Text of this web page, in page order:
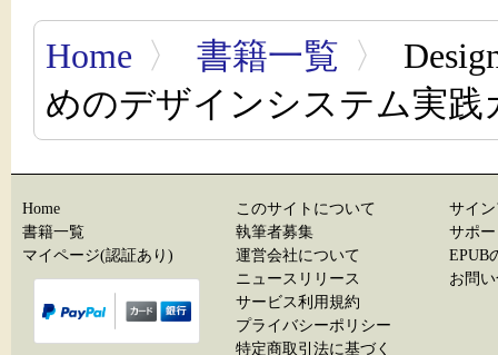
Home 〉 書籍一覧 〉
めのデザインシステム実践
Home
書籍一覧
マイページ(認証あり)
このサイトについて
執筆者募集
運営会社について
ニュースリリース
サービス利用規約
プライバシーポリシー
特定商取引法に基づく
サイ
サポ
EPUB
お問